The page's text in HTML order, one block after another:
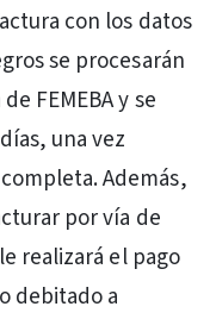
con los datos
se procesarán
FEMEBA y se
una vez
Además,
por vía de
realizará el pago
debitado a